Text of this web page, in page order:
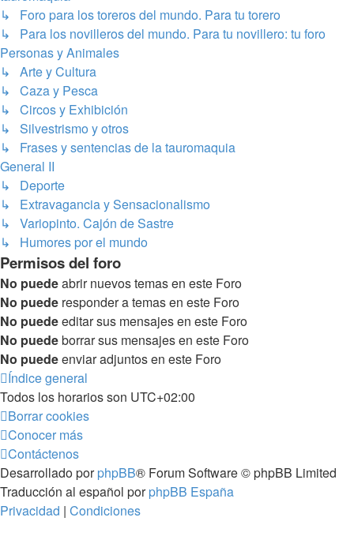
↳ Foro para los toreros del mundo. Para tu torero
↳ Para los novilleros del mundo. Para tu novillero: tu foro
Personas y Animales
↳ Arte y Cultura
↳ Caza y Pesca
↳ Circos y Exhibición
↳ Silvestrismo y otros
↳ Frases y sentencias de la tauromaquia
General II
↳ Deporte
↳ Extravagancia y Sensacionalismo
↳ Variopinto. Cajón de Sastre
↳ Humores por el mundo
Permisos del foro
No puedeabrir nuevos temas en este Foro
No puede responder a temas en este Foro
No puedeeditar sus mensajes en este Foro
No puedeborrar sus mensajes en este Foro
No puedeenviar adjuntos en este Foro
Índice general
Todos los horarios son UTC+02:00
Borrar cookies
Conocer más
Contáctenos
Desarrollado porphpBB® Forum Software © phpBB Limited
Traducción al español porphpBB España
Privacidad | Condiciones